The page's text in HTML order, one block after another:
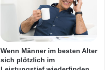
Wenn Männer im besten Alter
sich plötzlich im